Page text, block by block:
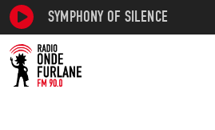
SYMPHONY OF SILENCE